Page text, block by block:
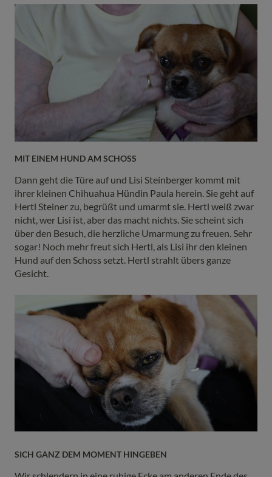
MIT EINEM HUND AM SCHOSS
Dann geht die Türe auf und Lisi Steinberger kommt mit
ihrer kleinen Chihuahua Hündin Paula herein. Sie geht auf
Hertl Steiner zu, begrüßt und umarmt sie. Hertl weiß zwar
nicht, wer Lisi ist, aber das macht nichts. Sie scheint sich
über den Besuch, die herzliche Umarmung zu freuen. Sehr
sogar! Noch mehr freut sich Hertl, als Lisi ihr den kleinen
Hund auf den Schoss setzt. Hertl strahlt übers ganze
Gesicht.
SICH GANZ DEM MOMENT HINGEBEN